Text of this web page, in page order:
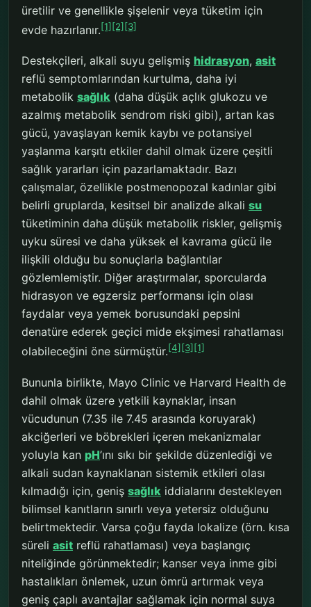
üretilir ve genellikle şişelenir veya tüketim için
evde hazırlanır.[1] [2] [3]
Destekçileri, alkali suyu gelişmiş hidrasyon, asit
reflü semptomlarından kurtulma, daha iyi
metabolik sağlık (daha düşük açlık glukozu ve
azalmış metabolik sendrom riski gibi), artan kas
gücü, yavaşlayan kemik kaybı ve potansiyel
yaşlanma karşıtı etkiler dahil olmak üzere çeşitli
sağlık yararları için pazarlamaktadır. Bazı
çalışmalar, özellikle postmenopozal kadınlar gibi
belirli gruplarda, kesitsel bir analizde alkali su
tüketiminin daha düşük metabolik riskler, gelişmiş
uyku süresi ve daha yüksek el kavrama gücü ile
ilişkili olduğu bu sonuçlarla bağlantılar
gözlemlemiştir. Diğer araştırmalar, sporcularda
hidrasyon ve egzersiz performansı için olası
faydalar veya yemek borusundaki pepsini
denatüre ederek geçici mide ekşimesi rahatlaması
olabileceğini öne sürmüştür.[4] [3] [1]
Bununla birlikte, Mayo Clinic ve Harvard Health de
dahil olmak üzere yetkili kaynaklar, insan
vücudunun (7.35 ile 7.45 arasında koruyarak)
akciğerleri ve böbrekleri içeren mekanizmalar
yoluyla kan pH’ını sıkı bir şekilde düzenlediği ve
alkali sudan kaynaklanan sistemik etkileri olası
kılmadığı için, geniş sağlık iddialarını destekleyen
bilimsel kanıtların sınırlı veya yetersiz olduğunu
belirtmektedir. Varsa çoğu fayda lokalize (örn. kısa
süreli asit reflü rahatlaması) veya başlangıç
niteliğinde görünmektedir; kanser veya inme gibi
hastalıkları önlemek, uzun ömrü artırmak veya
geniş çaplı avantajlar sağlamak için normal suya